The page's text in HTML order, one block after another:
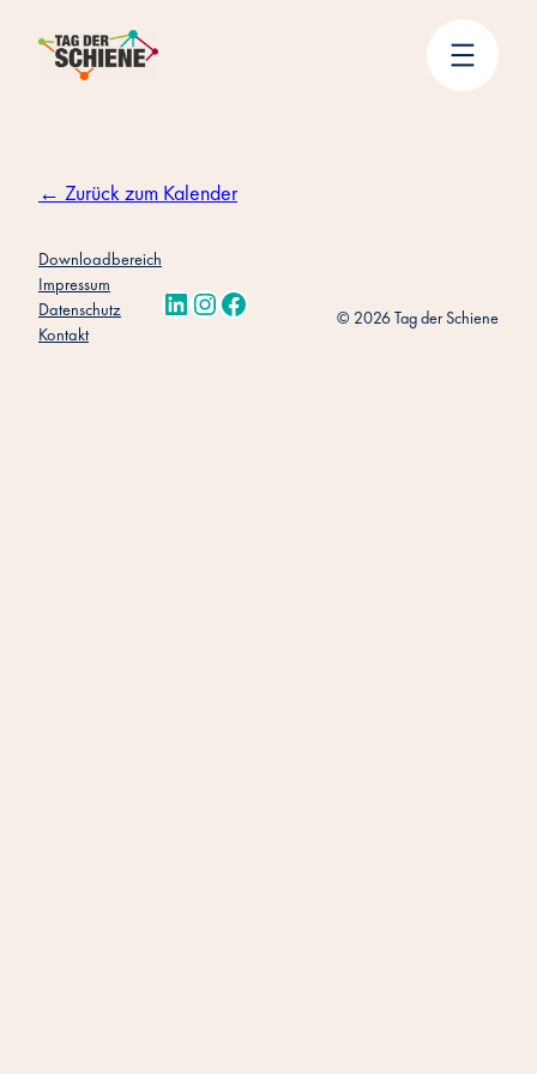
Inhalt
← Zurück zum Kalender
Downloadbereich
Impressum
Datenschutz
Kontakt
LinkedIn
Instagram
Facebook © 2026 Tag der Schiene